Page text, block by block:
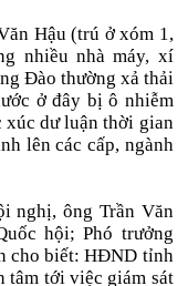
Hậu (trú ở xóm 1,
nhiều nhà máy, xí
Đào thường xả thải
ở đây bị ô nhiễm
xúc dư luận thời gian
lên các cấp, ngành
nghị, ông Trần Văn
hội; Phó trưởng
cho biết: HĐND tỉnh
tâm tới việc giám sát